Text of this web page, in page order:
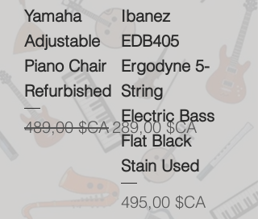
Yamaha
Adjustable
Piano Chair
Refurbished
Prix original
489,00 $CA Prix promotionnel
289,00 $CA
Ibanez
EDB405
Ergodyne 5-
String
Electric Bass
Flat Black
Stain Used
Prix
495,00 $CA